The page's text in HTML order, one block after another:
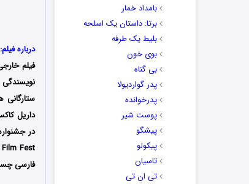
بامداد خمار
برتا: داستان یک اسلحه
بلیط یک‌‌ طرفه
بوی خون
بی گناه
پدر گواردیولا
پدرخوانده
پوست شیر
پیشگو
پیکولو
تاسیان
تی ان تی
درباره فیلم:
فیلم
ستارگانی
داریل
فارسی